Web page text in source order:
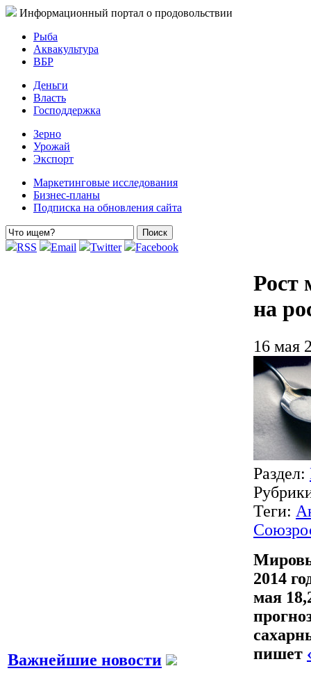
Информационный портал о продовольствии
Рыба
Аквакультура
ВБР
Деньги
Власть
Господдержка
Зерно
Урожай
Экспорт
Маркетинговые исследования
Бизнес-планы
Подписка на обновления сайта
RSS Email Twitter Facebook
Важнейшие новости
Рост
на
16 мая
Раздел:
Теги:
2014
мая
пишет